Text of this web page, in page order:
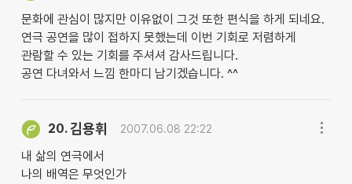
문화에 관심이 많지만 이유없이 그것 또한 편식을 하게 되네요.
연극 공연을 많이 접하지 못했는데 이번 기회로 저렴하게
관람할 수 있는 기회를 주셔셔 감사드립니다.
공연 다녀와서 느낌 한마디 남기겠습니다. ^^
20.김용휘 2007.06.08 22:22
내 삶의 연극에서
나의 배역은 무엇인가